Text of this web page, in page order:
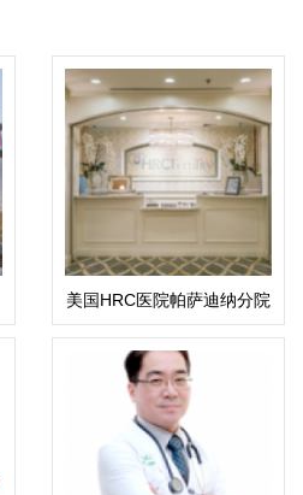
美国HRC医院帕萨迪纳分院